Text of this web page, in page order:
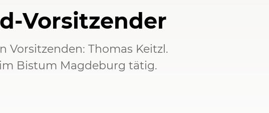
Vorsitzender
Thomas Keitzl.
Bistum Magdeburg tätig.